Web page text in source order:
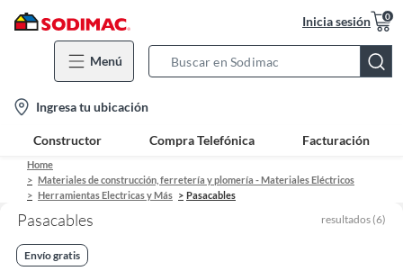
Inicia sesión 0
Menú
Bar
location-
icon
Ingresa tu ubicación
Constructor Compra Telefónica Facturación
Home
Materiales de construcción, ferretería y plomería - Materiales Eléctricos
Herramientas Electricas y Más
Pasacables
Pasacables resultados (6)
Envío gratis